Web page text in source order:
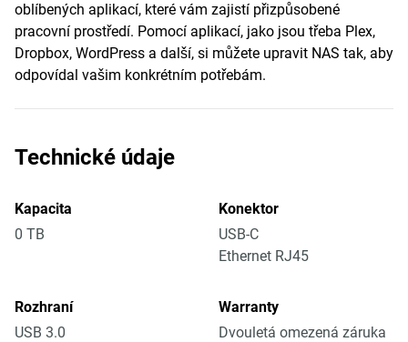
oblíbených aplikací, které vám zajistí přizpůsobené
pracovní prostředí. Pomocí aplikací, jako jsou třeba Plex,
Dropbox, WordPress a další, si můžete upravit NAS tak, aby
odpovídal vašim konkrétním potřebám.
Technické údaje
Kapacita
0 TB
Konektor
USB-C
Ethernet RJ45
Rozhraní
USB 3.0
Warranty
Dvouletá omezená záruka